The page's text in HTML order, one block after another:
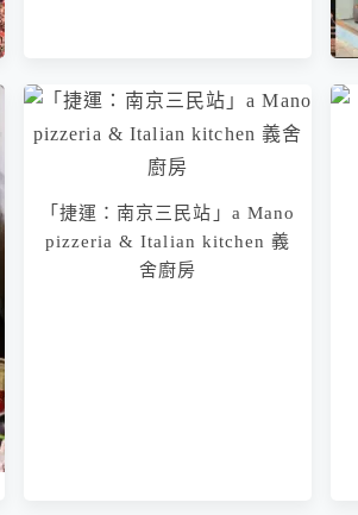
「捷運：南京三民站」a Mano
pizzeria & Italian kitchen 義
舍廚房